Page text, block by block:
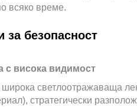
всяко време.
за безопасност
с висока видимост
светлоотражаваща
стратегически